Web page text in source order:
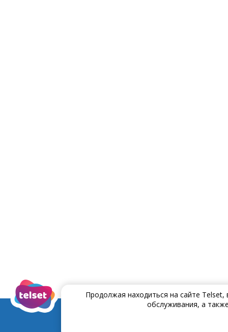
Продолжая находиться на сайте
обслуживания, а